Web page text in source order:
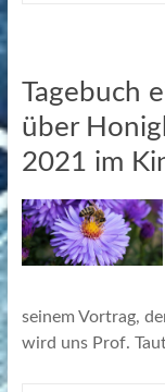
Tagebuch
über
2021 im
seinem Vortrag,
wird uns Prof.